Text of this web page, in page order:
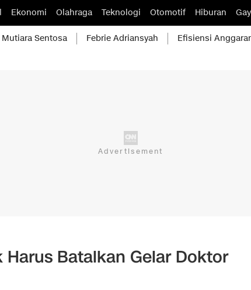
Ekonomi Olahraga Teknologi Otomotif Hiburan
Mutiara Sentosa Febrie Adriansyah Efisiensi
Harus Batalkan Gelar Doktor